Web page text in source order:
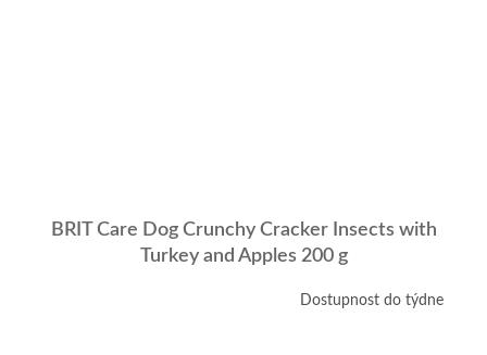
BRIT Care Dog Crunchy Cracker Insects with
Turkey and Apples 200 g
Dostupnost do týdne